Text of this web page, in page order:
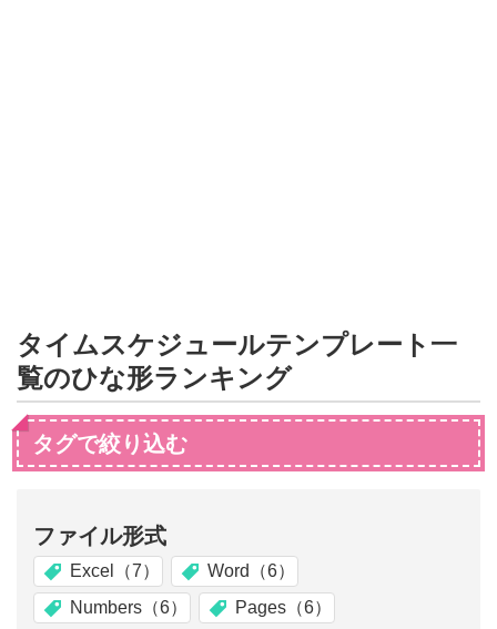
タイムスケジュールテンプレート一
覧のひな形ランキング
タグで絞り込む
ファイル形式
Excel（7）
Word（6）
Numbers（6）
Pages（6）